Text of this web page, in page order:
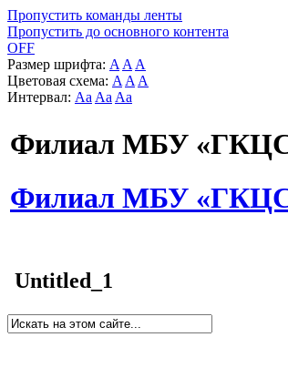
Пропустить команды ленты
Пропустить до основного контента
OFF
Размер шрифта: A A A
Цветовая схема: A A A
Интервал: Aa Aa Aa
Филиал МБУ
Филиал МБУ
Untitled_1